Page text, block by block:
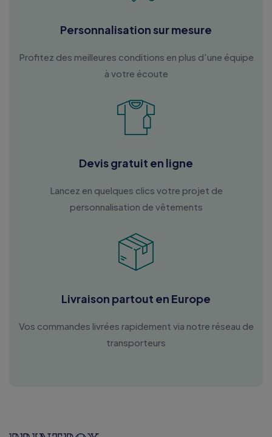
Personnalisation sur mesure
Profitez des meilleures conditions en plus d'une équipe
à votre écoute
Devis gratuit en ligne
Lancez en quelques clics votre projet de
personnalisation de vêtements
Livraison partout en Europe
Vos commandes livrées rapidement via notre réseau de
transporteurs